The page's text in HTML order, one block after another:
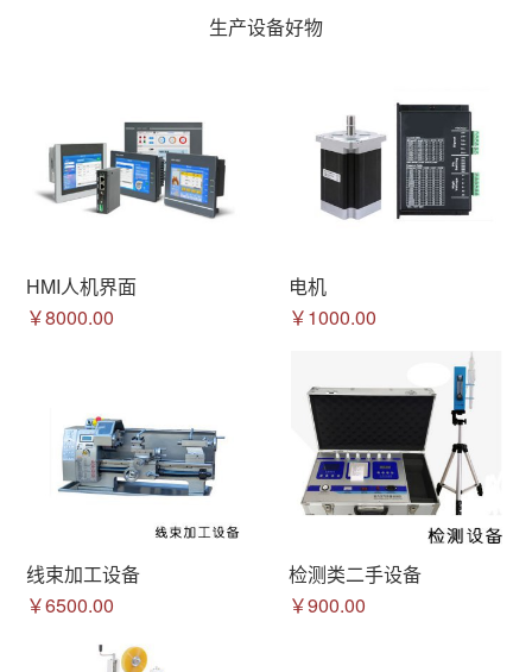
生产设备好物
HMI人机界面
￥8000.00
电机
￥1000.00
线束加工设备
￥6500.00
检测类二手设备
￥900.00